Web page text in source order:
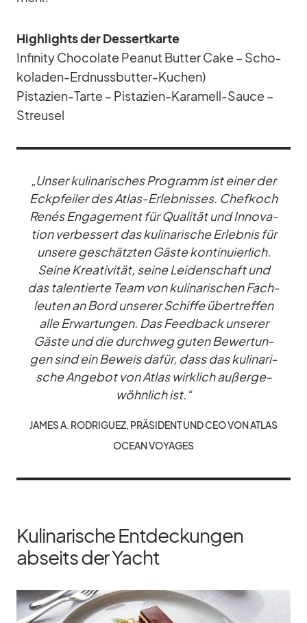
High­lights der Des­sert­karte
In­fi­nity Cho­co­late Pea­nut But­ter Cake – Scho­
ko­la­den-Erd­nuss­but­ter-Ku­chen)
Pis­ta­zien-Tarte – Pis­ta­zien-Ka­ra­mell-Sauce –
Streu­sel
„Un­ser ku­li­na­ri­sches Pro­gramm ist ei­ner der
Eck­pfei­ler des At­las-Er­leb­nis­ses. Chef­koch
Re­nés En­ga­ge­ment für Qua­li­tät und In­no­va­
tion ver­bes­sert das ku­li­na­ri­sche Er­leb­nis für
un­sere ge­schätz­ten Gäste kon­ti­nu­ier­lich.
Seine Krea­ti­vi­tät, seine Lei­den­schaft und
das ta­len­tierte Team von ku­li­na­ri­schen Fach­
leu­ten an Bord un­se­rer Schiffe über­tref­fen
alle Er­war­tun­gen. Das Feed­back un­se­rer
Gäste und die durch­weg gu­ten Be­wer­tun­
gen sind ein Be­weis da­für, dass das ku­li­na­ri­
sche An­ge­bot von At­las wirk­lich au­ßer­ge­
wöhn­lich ist.“
JA­MES A. RO­DRI­GUEZ, PRÄ­SI­DENT UND CEO VON AT­LAS
OCEAN VOY­A­GES
Kulinarische Entdeckungen
abseits der Yacht